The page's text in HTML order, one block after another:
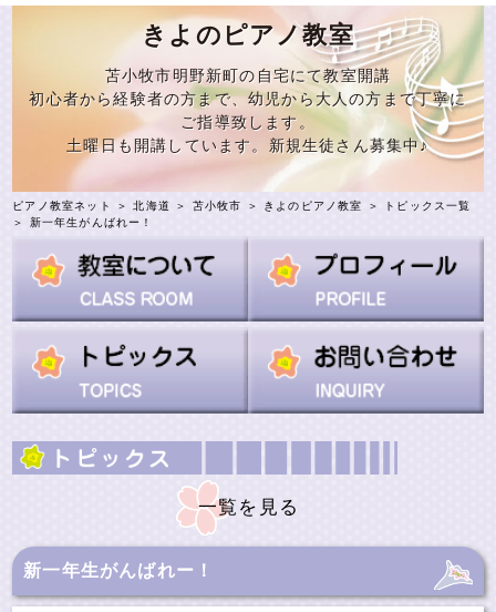
きよのピアノ教室
苫小牧市明野新町の自宅にて教室開講
初心者から経験者の方まで、幼児から大人の方まで丁寧に
ご指導致します。
土曜日も開講しています。新規生徒さん募集中♪
ピアノ教室ネット ＞北海道 ＞ 苫小牧市 ＞ きよのピアノ教室 ＞
トピックス一覧
＞ 新一年生がんばれー！
一覧を見る
新一年生がんばれー！